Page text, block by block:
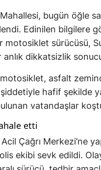
Mahallesi, bugün öğle
Edinilen bilgilere
motosiklet sürücüsü,
anlık dikkatsizlik
asfalt
hafif şekilde
vatandaşlar
etti
Çağrı Merkezi’ne
ekibi sevk edildi.